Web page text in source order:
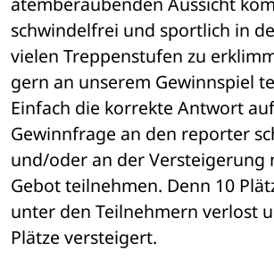
schwindelfrei und sportlich in
vielen Treppenstufen zu
gern an unserem Gewinnspiel
Einfach die korrekte Antwort
Gewinnfrage an den reporter
und/oder an der Versteigerung
Gebot teilnehmen. Denn 10
unter den Teilnehmern verlost
Plätze versteigert.